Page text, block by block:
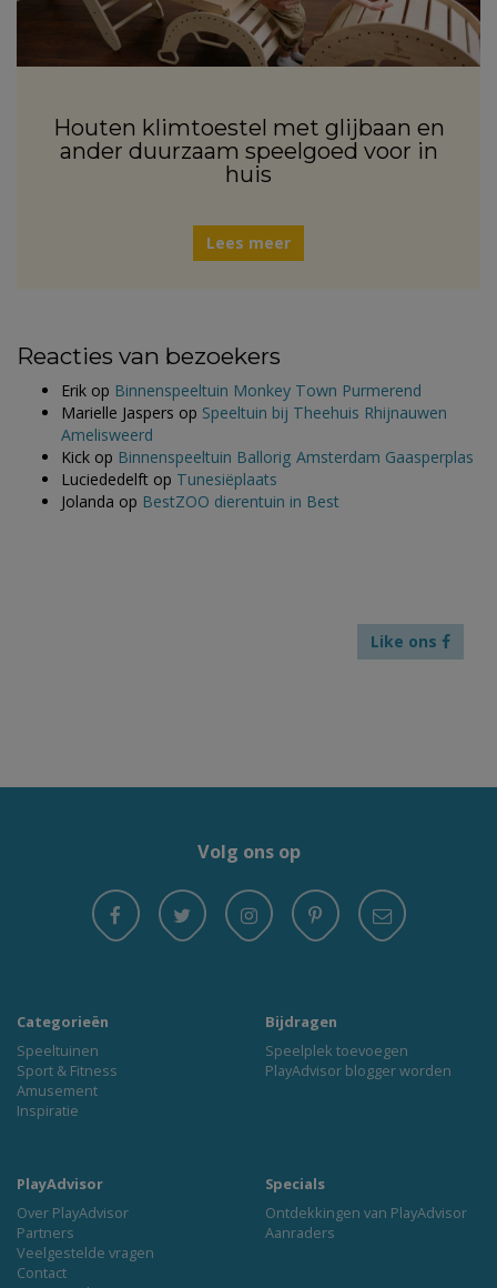
Houten klimtoestel met glijbaan en
ander duurzaam speelgoed voor in
huis
Lees meer
Reacties van bezoekers
Erik op Binnenspeeltuin Monkey Town Purmerend
Marielle Jaspers op Speeltuin bij Theehuis Rhijnauwen
Amelisweerd
Kick op Binnenspeeltuin Ballorig Amsterdam Gaasperplas
Luciededelft op Tunesiëplaats
Jolanda op BestZOO dierentuin in Best
Like ons
Volg ons op
Categorieën
Speeltuinen
Sport & Fitness
Amusement
Inspiratie
Bijdragen
Speelplek toevoegen
PlayAdvisor blogger worden
PlayAdvisor
Over PlayAdvisor
Partners
Veelgestelde vragen
Contact
Specials
Ontdekkingen van PlayAdvisor
Aanraders